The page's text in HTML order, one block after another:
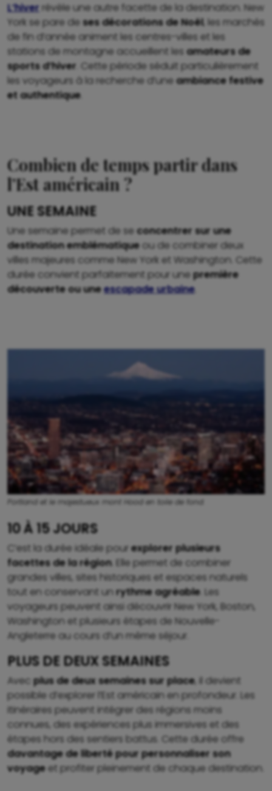
L’hiver révèle une autre facette de la destination. New
York se pare de ses décorations de Noël, les marchés
de fin d’année animent les centres-villes et les
stations de montagne accueillent les amateurs de
sports d’hiver . Cette période séduit particulièrement
les voyageurs à la recherche d’une ambiance festive
et authentique.
Combien de temps partir dans
l’Est américain ?
UNE SEMAINE
Une semaine permet de se concentrer sur une
destination emblématiqueou de combiner deux
villes majeures comme New York et Washington. Cette
durée convient parfaitement pour unepremière
découverte ou uneescapade urbaine.
Portland et le majestueux mont Hood en toile de fond.
10 À 15 JOURS
C’est la durée idéale pourexplorer plusieurs
facettes de la région. Elle permet de combiner
grandes villes, sites historiques et espaces naturels
tout en conservant unrythme agréable. Les
voyageurs peuvent ainsi découvrir New York, Boston,
Washington et plusieurs étapes de Nouvelle-
Angleterre au cours d’un même séjour.
PLUS DE DEUX SEMAINES
Avecplus de deux semaines sur place, il devient
possible d’explorer l’Est américain en profondeur. Les
itinéraires peuvent intégrer des régions moins
connues, des expériences plus immersives et des
étapes hors des sentiers battus. Cette durée offre
davantage de liberté pour personnaliser son
voyageet profiter pleinement de chaque destination.